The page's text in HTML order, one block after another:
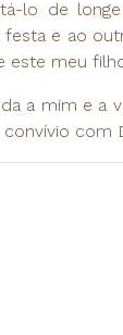
lo de
e ao
este meu
a mim e
com